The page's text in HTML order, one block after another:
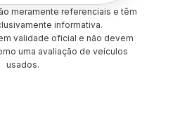
meramente referenciais e têm
informativa.
validade oficial e não devem
uma avaliação de veículos
usados.